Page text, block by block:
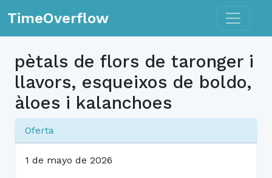
TimeOverflow Toggle
pètals de flors de taronger i
llavors, esqueixos de boldo,
àloes i kalanchoes
Oferta
1 de mayo de 2026